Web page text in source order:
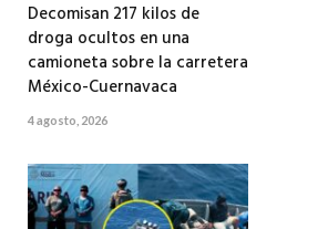
Decomisan 217 kilos de
droga ocultos en una
camioneta sobre la carretera
México-Cuernavaca
4 agosto, 2026